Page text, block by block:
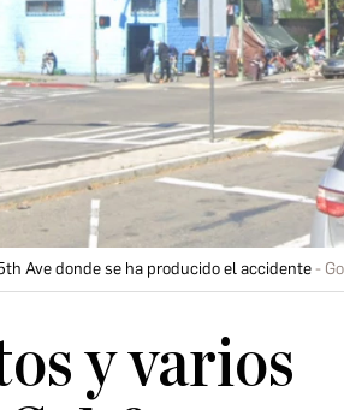
Ave donde se ha producido el accidente
y varios